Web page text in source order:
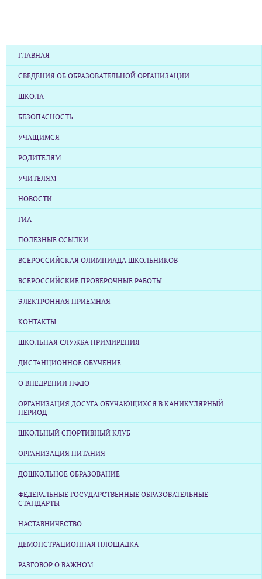
ГЛАВНАЯ
СВЕДЕНИЯ ОБ ОБРАЗОВАТЕЛЬНОЙ ОРГАНИЗАЦИИ
ШКОЛА
БЕЗОПАСНОСТЬ
УЧАЩИМСЯ
РОДИТЕЛЯМ
УЧИТЕЛЯМ
НОВОСТИ
ГИА
ПОЛЕЗНЫЕ ССЫЛКИ
ВСЕРОССИЙСКАЯ ОЛИМПИАДА ШКОЛЬНИКОВ
ВСЕРОССИЙСКИЕ ПРОВЕРОЧНЫЕ РАБОТЫ
ЭЛЕКТРОННАЯ ПРИЕМНАЯ
КОНТАКТЫ
ШКОЛЬНАЯ СЛУЖБА ПРИМИРЕНИЯ
ДИСТАНЦИОННОЕ ОБУЧЕНИЕ
О ВНЕДРЕНИИ ПФДО
ОРГАНИЗАЦИЯ ДОСУГА ОБУЧАЮЩИХСЯ В КАНИКУЛЯРНЫЙ
ПЕРИОД
ШКОЛЬНЫЙ СПОРТИВНЫЙ КЛУБ
ОРГАНИЗАЦИЯ ПИТАНИЯ
ДОШКОЛЬНОЕ ОБРАЗОВАНИЕ
ФЕДЕРАЛЬНЫЕ ГОСУДАРСТВЕННЫЕ ОБРАЗОВАТЕЛЬНЫЕ
СТАНДАРТЫ
НАСТАВНИЧЕСТВО
ДЕМОНСТРАЦИОННАЯ ПЛОЩАДКА
РАЗГОВОР О ВАЖНОМ